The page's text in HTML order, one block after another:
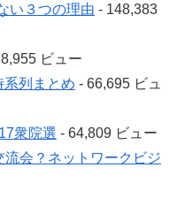
い３つの理由 - 148,383
ビュー
系列まとめ - 66,695 ビュ
衆院選 - 64,809 ビュー
会？ネットワークビジ